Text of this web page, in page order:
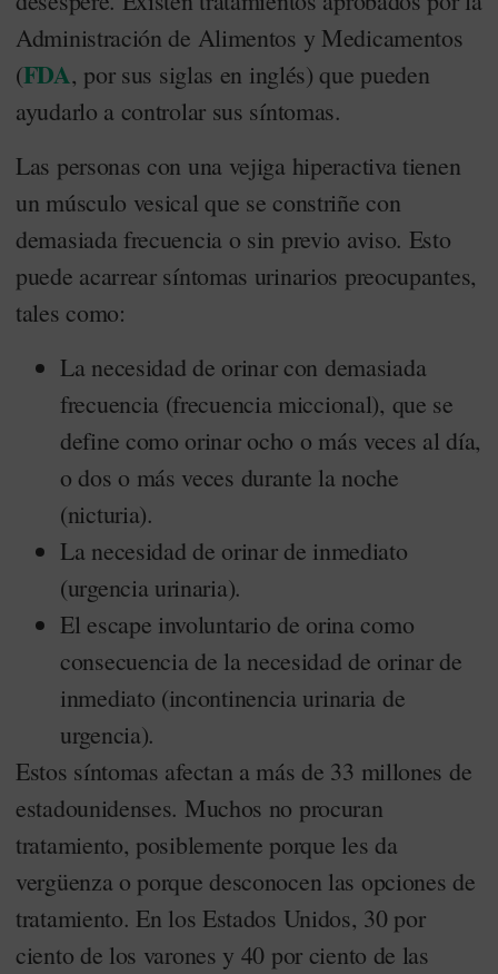
Administración de Alimentos y Medicamentos
(FDA, por sus siglas en inglés) que pueden
ayudarlo a controlar sus síntomas.
Las personas con una vejiga hiperactiva tienen
un músculo vesical que se constriñe con
demasiada frecuencia o sin previo aviso. Esto
puede acarrear síntomas urinarios preocupantes,
tales como:
La necesidad de orinar con demasiada
frecuencia (frecuencia miccional), que se
define como orinar ocho o más veces al día,
o dos o más veces durante la noche
(nicturia).
La necesidad de orinar de inmediato
(urgencia urinaria).
El escape involuntario de orina como
consecuencia de la necesidad de orinar de
inmediato (incontinencia urinaria de
urgencia).
Estos síntomas afectan a más de 33 millones de
estadounidenses. Muchos no procuran
tratamiento, posiblemente porque les da
vergüenza o porque desconocen las opciones de
tratamiento. En los Estados Unidos, 30 por
ciento de los varones y 40 por ciento de las